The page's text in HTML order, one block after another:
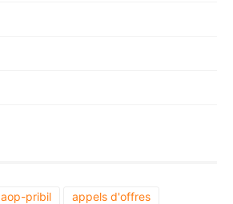
aop-pribil
appels d'offres